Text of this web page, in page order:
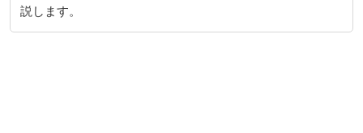
説します。